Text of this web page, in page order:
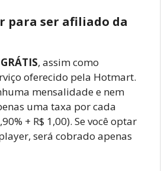
para ser afiliado da
GRÁTIS, assim como
oferecido pela Hotmart.
mensalidade e nem
uma taxa por cada
+ R$ 1,00). Se você optar
será cobrado apenas